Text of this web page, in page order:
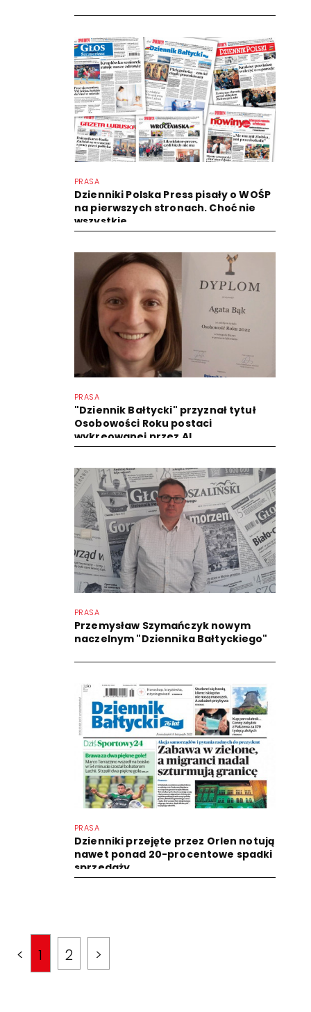
PRASA
Dzienniki Polska Press pisały o WOŚP
na pierwszych stronach. Choć nie
wszystkie
PRASA
"Dziennik Bałtycki" przyznał tytuł
Osobowości Roku postaci
wykreowanej przez AI
PRASA
Przemysław Szymańczyk nowym
naczelnym "Dziennika Bałtyckiego"
PRASA
Dzienniki przejęte przez Orlen notują
nawet ponad 20-procentowe spadki
sprzedaży
< 1 2 >